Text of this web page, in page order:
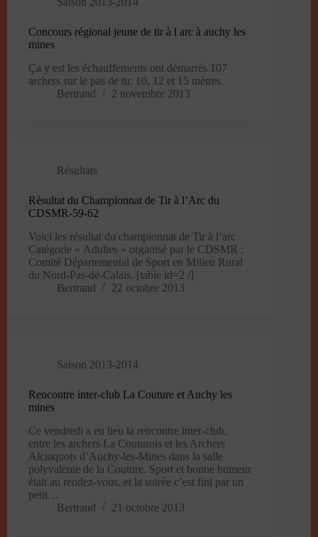
Concours régional jeune de tir à l arc à auchy les
mines
Ça y est les échauffements ont démarrés 107
archers sur le pas de tir. 10, 12 et 15 mètres.
Bertrand
2 novembre 2013
Résultats
Résultat du Championnat de Tir à l’Arc du
CDSMR-59-62
Voici les résultat du championnat de Tir à l’arc
Catégorie « Adultes » organisé par le CDSMR :
Comité Départemental de Sport en Milieu Rural
du Nord-Pas-de-Calais. [table id=2 /]
Bertrand
22 octobre 2013
Saison 2013-2014
Rencontre inter-club La Couture et Auchy les
mines
Ce vendredi a eu lieu la rencontre inter-club,
entre les archers La Couturois et les Archers
Alciaquois d’Auchy-les-Mines dans la salle
polyvalente de la Couture. Sport et bonne humeur
était au rendez-vous, et la soirée c’est fini par un
petit…
Bertrand
21 octobre 2013